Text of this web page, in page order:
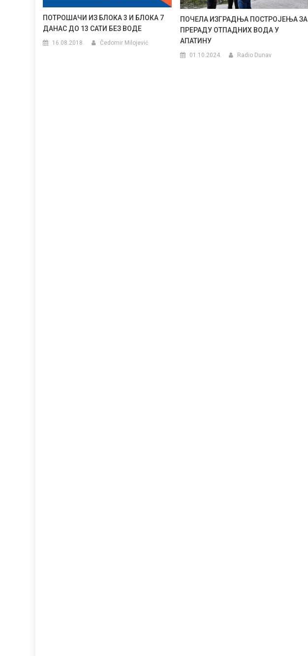
ПОТРОШАЧИ ИЗ БЛОКА 3 И БЛОКА 7
ДАНАС ДО 13 САТИ БЕЗ ВОДЕ
16.08.2018. Čedomir Milojević
ПОЧЕЛА ИЗГРАДЊА ПОСТРОЈЕЊА ЗА
ПРЕРАДУ ОТПАДНИХ ВОДА У
АПАТИНУ
01.10.2024. Radio Dunav